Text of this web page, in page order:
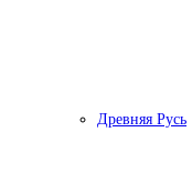
Древняя Русь